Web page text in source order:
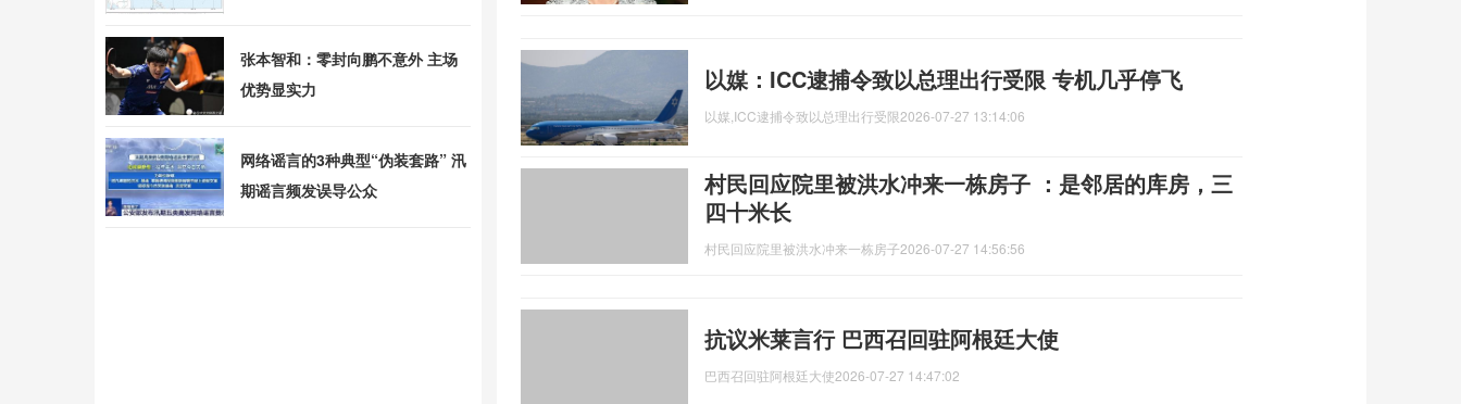
以媒：ICC逮捕令致以总理出行受限 专机几乎停飞
以媒,ICC逮捕令致以总理出行受限2026-07-27 13:14:06
村民回应院里被洪水冲来一栋房子 ：是邻居的库房，三
四十米长
村民回应院里被洪水冲来一栋房子2026-07-27 14:56:56
抗议米莱言行 巴西召回驻阿根廷大使
巴西召回驻阿根廷大使2026-07-27 14:47:02
张本智和：零封向鹏不意外 主场
优势显实力
网络谣言的3种典型“伪装套路” 汛
期谣言频发误导公众